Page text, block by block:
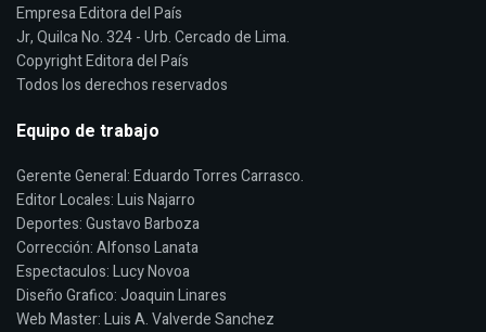
Empresa Editora del País
Jr, Quilca No. 324 - Urb. Cercado de Lima.
Copyright Editora del País
Todos los derechos reservados
Equipo de trabajo
Gerente General: Eduardo Torres Carrasco.
Editor Locales: Luis Najarro
Deportes: Gustavo Barboza
Corrección: Alfonso Lanata
Espectaculos: Lucy Novoa
Diseño Grafico: Joaquin Linares
Web Master: Luis A. Valverde Sanchez